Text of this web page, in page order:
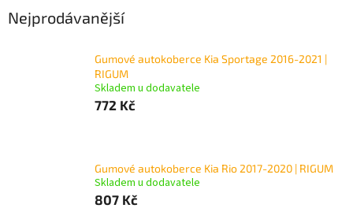
Nejprodávanější
Gumové autokoberce Kia Sportage 2016-2021 |
RIGUM
Skladem u dodavatele
772 Kč
Gumové autokoberce Kia Rio 2017-2020 | RIGUM
Skladem u dodavatele
807 Kč